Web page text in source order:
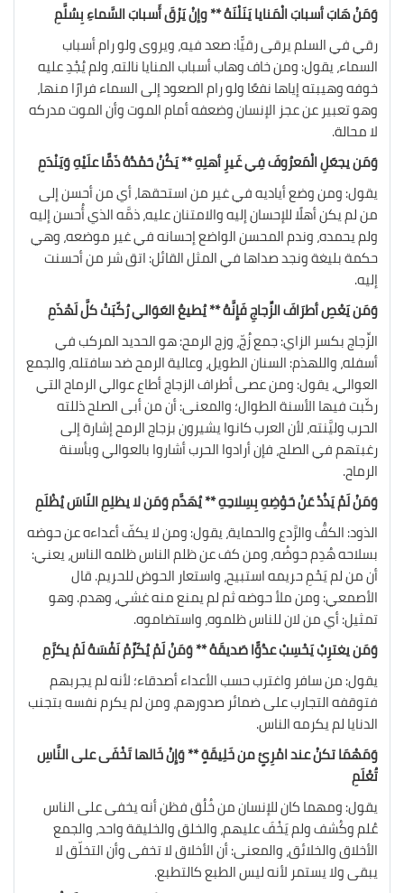
وَمَنْ هَابَ أسبابَ الْمَنايا يَنَلْنَهُ ** وإنْ يَرْقَ أَسبابَ السَّماءِ بِسُلَّمِ
رقي في السلم يرقى رقيًّا: صعد فيه، ويروى ولو رام أسباب
السماء، يقول: ومن خاف وهاب أسباب المنايا نالته، ولم يُجْدِ عليه
خوفه وهيبته إياها نفعًا ولو رام الصعود إلى السماء فرارًا منها،
وهو تعبير عن عجز الإنسان وضعفه أمام الموت وأن الموت مدركه
لا محالة.
وَمَن يجعَلِ الْمَعرُوفَ فِي غَيرِ أهلِهِ ** يَكُنْ حَمْدُهُ ذَمًّا علَيْهِ وَيَنْدَمِ
يقول: ومن وضع أياديه في غير من استحقها، أي من أحسن إلى
من لم يكن أهلًا للإحسان إليه والامتنان عليه، ذمَّه الذي أُحسن إليه
ولم يحمده، وندم المحسن الواضع إحسانه في غير موضعه، وهي
حكمة بليغة ونجد صداها في المثل القائل: اتق شر من أحسنت
إليه.
وَمَن يَعْصِ أطرَافَ الزِّجاجِ فَإِنَّهُ ** يُطيعُ العَوَالي رُكّبَتْ كلَّ لَهْذَمِ
الزِّجاج بكسر الزاي: جمع زُجّ، وزج الرمح: هو الحديد المركب في
أسفله، واللهذم: السنان الطويل، وعالية الرمح ضد سافتله، والجمع
العوالي، يقول: ومن عصى أطراف الزجاج أطاع عوالي الرماح التي
ركّبت فيها الأسنة الطوال؛ والمعنى: أن من أبى الصلح ذللته
الحرب وليَّنته، لأن العرب كانوا يشيرون بزجاج الرمح إشارة إلى
رغبتهم في الصلح، فإن أرادوا الحرب أشاروا بالعوالي وبأسنة
الرماح.
وَمَنْ لَمْ يَذُدْ عَنْ حَوْضِهِ بِسِلاحِهِ ** يُهَدَّم وَمَن لا يظلِمِ النّاسَ يُظْلَمِ
الذود: الكفُّ والرَّدع والحماية، يقول: ومن لا يكفّ أعداءه عن حوضه
بسلاحه هُدِم حوضُه، ومن كف عن ظلم الناس ظلمه الناس، يعني:
أن من لم يَحْمِ حريمه استبيح، واستعار الحوض للحريم. قال
الأصمعي: ومن ملأ حوضه ثم لم يمنع منه غشي، وهدم. وهو
تمثيل: أي من لان للناس ظلموه، واستضاموه.
وَمَن يغترِبْ يَحْسِبْ عدُوًّا صَديقَهُ ** وَمَنْ لَمْ يُكَرِّمْ نَفْسَهُ لَمْ يكرَّمِ
يقول: من سافر واغترب حسب الأعداء أصدقاء؛ لأنه لم يجربهم
فتوقفه التجارب على ضمائر صدورهم، ومن لم يكرم نفسه بتجنب
الدنايا لم يكرمه الناس.
وَمَهْمَا تكنْ عند امْرِئٍ من خَلِيقَةٍ ** وَإِنْ خَالها تَخْفَى على النَّاسِ
تُعْلَمِ
يقول: ومهما كان للإنسان من خُلُق فظن أنه يخفى على الناس
عُلم وكُشف ولم يَخْفَ عليهم، والخلق والخليقة واحد، والجمع
الأخلاق والخلائق، والمعنى: أن الأخلاق لا تخفى وأن التخلّق لا
يبقى ولا يستمر لأنه ليس الطبع كالتطبع.